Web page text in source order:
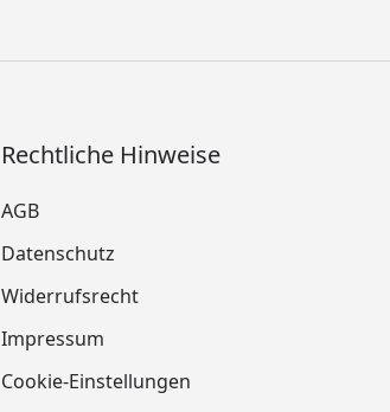
Rechtliche Hinweise
AGB
Datenschutz
Widerrufsrecht
Impressum
Cookie-Einstellungen